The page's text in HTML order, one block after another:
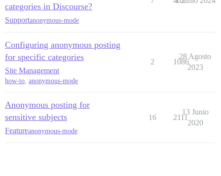
categories in Discourse?
Supportanonymous-mode
Configuring anonymous posting
for specific categories
Site Management
how-to, anonymous-mode
2 1086
28 Agosto
2023
Anonymous posting for
sensitive subjects
Featureanonymous-mode
16 2111
13 Junio
2020